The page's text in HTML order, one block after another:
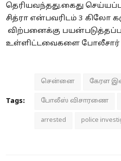
தெரியவந்தது.கைது
சித்ரா என்பவரிடம் 3 கிலோ
விற்பனைக்கு
உள்ளிட்டவைகளை போலீசார்
Tags:
சென்னை கேரள
போலீஸ் விசாரணை
arrested police